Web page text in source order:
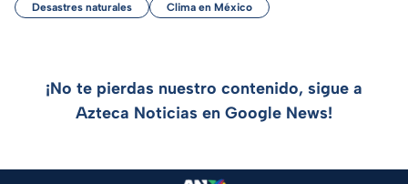
Desastres naturales Clima en México
¡No te pierdas nuestro contenido, sigue a
Azteca Noticias en Google News!